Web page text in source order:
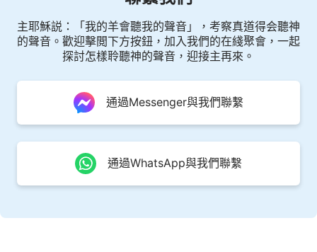
主耶穌説：「我的羊會聽我的聲音」，考察真道得会聽神
的聲音。歡迎擊閲下方按鈕，加入我們的在綫聚會，一起
探討怎樣聆聽神的聲音，迎接主再來。
通過Messenger與我們聯繫
通過WhatsApp與我們聯繫